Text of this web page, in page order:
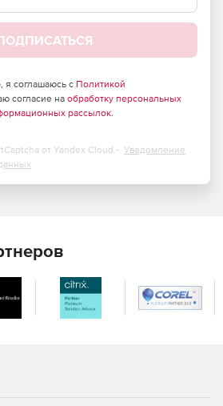
я соглашаюсь с Политикой
согласие на обработку персональных
рассылок.
от Yandex Cloud - Уведомление